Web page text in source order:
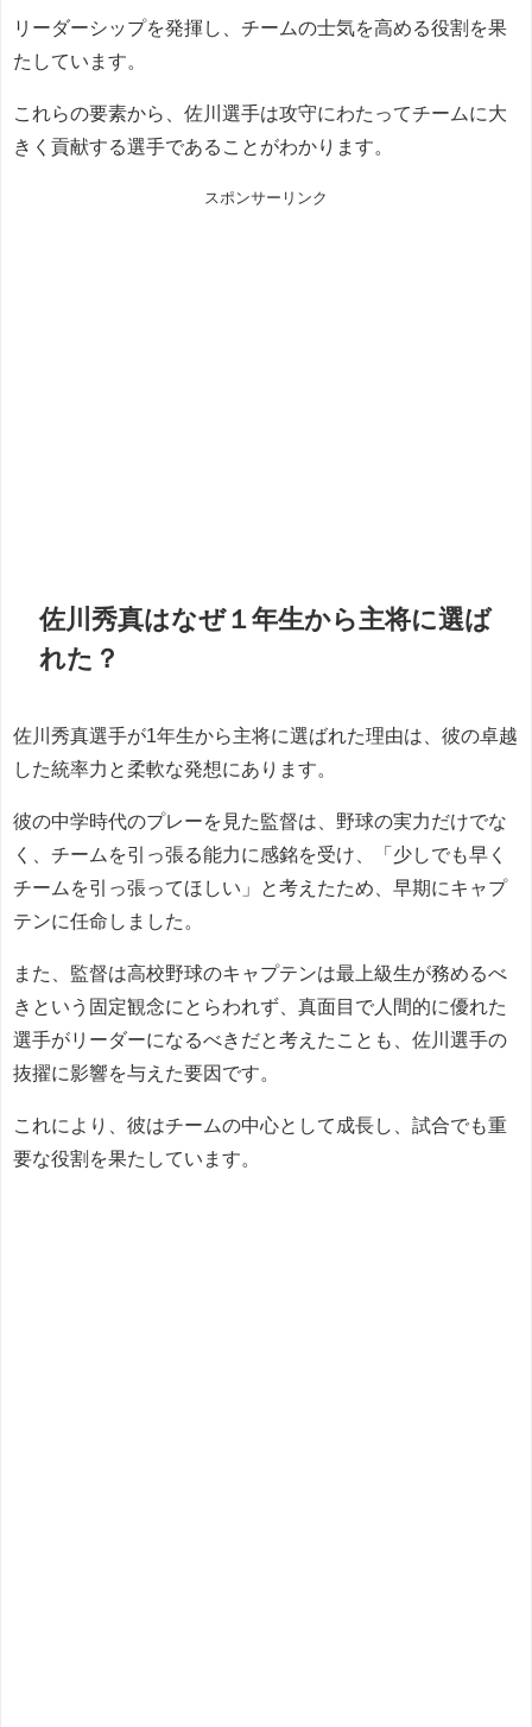
リーダーシップを発揮し、チームの士気を高める役割を果
たしています。
これらの要素から、佐川選手は攻守にわたってチームに大
きく貢献する選手であることがわかります。
スポンサーリンク
佐川秀真はなぜ１年生から主将に選ば
れた？
佐川秀真選手が1年生から主将に選ばれた理由は、彼の卓越
した統率力と柔軟な発想にあります。
彼の中学時代のプレーを見た監督は、野球の実力だけでな
く、チームを引っ張る能力に感銘を受け、「少しでも早く
チームを引っ張ってほしい」と考えたため、早期にキャプ
テンに任命しました。
また、監督は高校野球のキャプテンは最上級生が務めるべ
きという固定観念にとらわれず、真面目で人間的に優れた
選手がリーダーになるべきだと考えたことも、佐川選手の
抜擢に影響を与えた要因です。
これにより、彼はチームの中心として成長し、試合でも重
要な役割を果たしています。